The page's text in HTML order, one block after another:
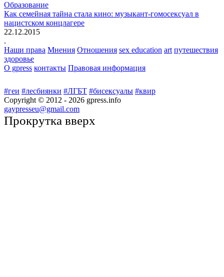
Образование
Как семейная тайна стала кино: музыкант-гомосексуал в
нацистском концлагере
22.12.2015
.
Наши права Мнения Отношения sex education art путешествия
здоровье
О gpress контакты Правовая информация
#геи #лесбиянки #ЛГБТ #бисексуалы #квир
Copyright © 2012 - 2026 gpress.info
gaypresseu@gmail.com
Прокрутка вверх